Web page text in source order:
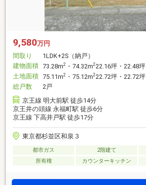
9,580万円
間取り
1LDK+2S（納戸）
建物面積 73.28m2 ・74.32m222.16坪・22.48坪
土地面積 75.11m2 ・75.12m222.72坪・22.72坪
総戸数
2戸
京王線 明大前駅 徒歩14分
京王井の頭線 永福町駅 徒歩6分
京王線 下高井戸駅 徒歩17分
東京都杉並区和泉３
都市ガス 2階建て
所有権
カウンターキッチン